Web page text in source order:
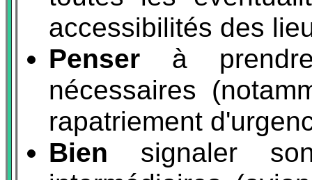
accessibilités des
Penser à
nécessaires
rapatriement
Bien signaler